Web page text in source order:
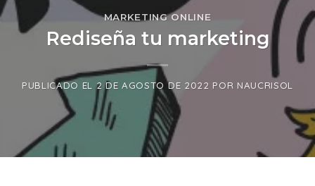
MARKETING ONLINE
Rediseña tu marketing
PUBLICADO EL 2 DE AGOSTO DE 2022 POR NAUCRISOL